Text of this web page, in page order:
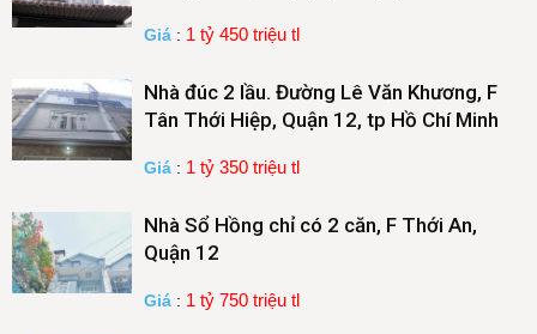
Giá : 1 tỷ 450 triệu tl
Nhà đúc 2 lầu. Đường Lê Văn Khương, F
Tân Thới Hiệp, Quận 12, tp Hồ Chí Minh
Giá : 1 tỷ 350 triệu tl
Nhà Sổ Hồng chỉ có 2 căn, F Thới An,
Quận 12
Giá : 1 tỷ 750 triệu tl